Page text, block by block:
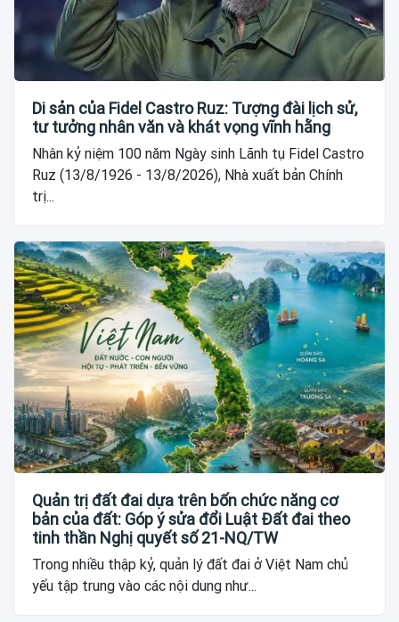
Di sản của Fidel Castro Ruz: Tượng đài lịch sử,
tư tưởng nhân văn và khát vọng vĩnh hằng
Nhân kỷ niệm 100 năm Ngày sinh Lãnh tụ Fidel Castro
Ruz (13/8/1926 - 13/8/2026), Nhà xuất bản Chính
trị...
Quản trị đất đai dựa trên bốn chức năng cơ
bản của đất: Góp ý sửa đổi Luật Đất đai theo
tinh thần Nghị quyết số 21-NQ/TW
Trong nhiều thập kỷ, quản lý đất đai ở Việt Nam chủ
yếu tập trung vào các nội dung như...